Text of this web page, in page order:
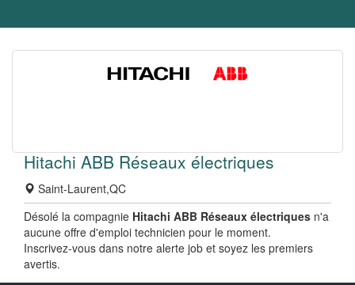
Hitachi ABB Réseaux électriques
Saint-Laurent,QC
Désolé la compagnie Hitachi ABB Réseaux électriques n'a
aucune offre d'emploi technicien pour le moment.
Inscrivez-vous dans notre alerte job et soyez les premiers
avertis.